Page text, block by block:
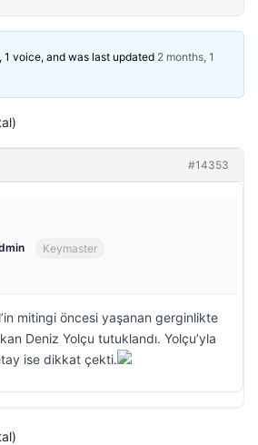
voice, and was last updated 2 months, 1
#14353
Keymaster
mitingi öncesi yaşanan gerginlikte
Deniz Yolçu tutuklandı. Yolçu’yla
ise dikkat çekti.